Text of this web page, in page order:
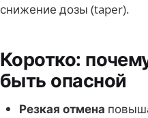
снижение дозы (taper).
Коротко:
быть опасной
Резкая отмена